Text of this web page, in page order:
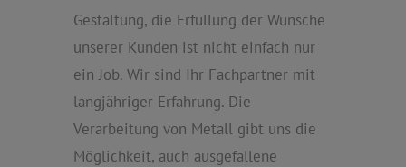
Gestaltung, die Erfüllung der Wünsche
unserer Kunden ist nicht einfach nur
ein Job. Wir sind Ihr Fachpartner mit
langjähriger Erfahrung. Die
Verarbeitung von Metall gibt uns die
Möglichkeit, auch ausgefallene